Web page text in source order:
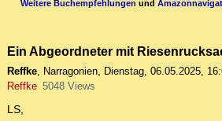
Weitere Buchempfehlungen und
Ein Abgeordneter mit
Reffke, Narragonien, Dienstag, 06.05.2025,
Reffke 5048 Views
LS,